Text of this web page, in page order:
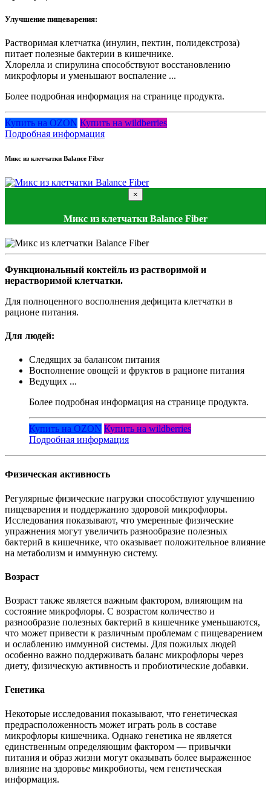
Улучшение пищеварения:
Растворимая клетчатка (инулин, пектин, полидекстроза)
питает полезные бактерии в кишечнике.
Хлорелла и спирулина способствуют восстановлению
микрофлоры и уменьшают воспаление ...
Более подробная информация на странице продукта.
Купить на OZON Купить на wildberries
Подробная информация
Микс из клетчатки Balance Fiber
×
Микс из клетчатки Balance Fiber
Функциональный коктейль из растворимой и
нерастворимой клетчатки.
Для полноценного восполнения дефицита клетчатки в
рационе питания.
Для людей:
Следящих за балансом питания
Восполнение овощей и фруктов в рационе питания
Ведущих ...
Более подробная информация на странице продукта.
Купить на OZON Купить на wildberries
Подробная информация
Физическая активность
Регулярные физические нагрузки способствуют улучшению
пищеварения и поддержанию здоровой микрофлоры.
Исследования показывают, что умеренные физические
упражнения могут увеличить разнообразие полезных
бактерий в кишечнике, что оказывает положительное влияние
на метаболизм и иммунную систему.
Возраст
Возраст также является важным фактором, влияющим на
состояние микрофлоры. С возрастом количество и
разнообразие полезных бактерий в кишечнике уменьшаются,
что может привести к различным проблемам с пищеварением
и ослаблению иммунной системы. Для пожилых людей
особенно важно поддерживать баланс микрофлоры через
диету, физическую активность и пробиотические добавки.
Генетика
Некоторые исследования показывают, что генетическая
предрасположенность может играть роль в составе
микрофлоры кишечника. Однако генетика не является
единственным определяющим фактором — привычки
питания и образ жизни могут оказывать более выраженное
влияние на здоровье микробиоты, чем генетическая
информация.